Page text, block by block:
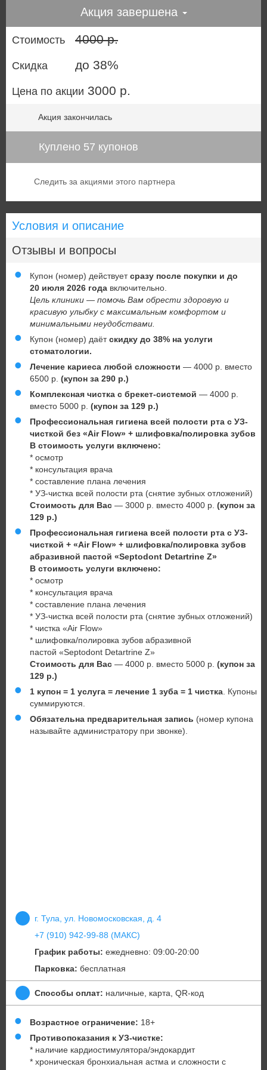
Акция завершена
Стоимость 4000 р.
Скидка до 38%
Цена по акции 3000 р.
Акция закончилась
Куплено 57 купонов
Следить за акциями этого партнера
Условия и описание
Отзывы и вопросы
Купон (номер) действуетсразу после покупки и до
20 июля 2026 года включительно.
Цель клиники — помочь Вам обрести здоровую и
красивую улыбку с максимальным комфортом и
минимальными неудобствами.
Купон (номер) даётскидку до 38% на услуги
стоматологии.
Лечение кариеса любой сложности — 4000 р. вместо
6500 р. (купон за 290 р.)
Комплексная чистка с брекет-системой — 4000 р.
вместо 5000 р. (купон за 129 р.)
Профессиональная гигиена всей полости рта с УЗ-
чисткой без «Air Flow» + шлифовка/полировка зубов
В стоимость услуги включено:
* осмотр
* консультация врача
* составление плана лечения
* УЗ-чистка всей полости рта (снятие зубных отложений)
Стоимость для Вас — 3000 р. вместо 4000 р. (купон за
129 р.)
Профессиональная гигиена всей полости рта с УЗ-
чисткой + «Air Flow» + шлифовка/полировка зубов
абразивной пастой «Septodont Detartrine Z»
В стоимость услуги включено:
* осмотр
* консультация врача
* составление плана лечения
* УЗ-чистка всей полости рта (снятие зубных отложений)
* чистка «Air Flow»
* шлифовка/полировка зубов абразивной
пастой «Septodont Detartrine Z»
Стоимость для Вас — 4000 р. вместо 5000 р. (купон за
129 р.)
1 купон = 1 услуга = лечение 1 зуба = 1 чистка. Купоны
суммируются.
Обязательна предварительная запись (номер купона
называйте администратору при звонке).
г. Тула, ул. Новомосковская, д. 4
+7 (910) 942-99-88 (МАКС)
График работы: ежедневно: 09:00-20:00
Парковка: бесплатная
Способы оплат: наличные, карта, QR-код
Возрастное ограничение: 18+
Противопоказания к УЗ-чистке:
* наличие кардиостимулятора/эндокардит
* хроническая бронхиальная астма и сложности с